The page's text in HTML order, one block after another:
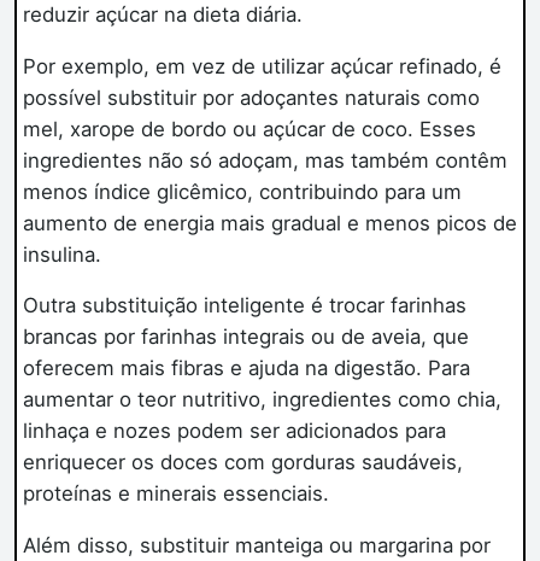
reduzir açúcar na dieta diária.
Por exemplo, em vez de utilizar açúcar refinado, é
possível substituir por adoçantes naturais como
mel, xarope de bordo ou açúcar de coco. Esses
ingredientes não só adoçam, mas também contêm
menos índice glicêmico, contribuindo para um
aumento de energia mais gradual e menos picos de
insulina.
Outra substituição inteligente é trocar farinhas
brancas por farinhas integrais ou de aveia, que
oferecem mais fibras e ajuda na digestão. Para
aumentar o teor nutritivo, ingredientes como chia,
linhaça e nozes podem ser adicionados para
enriquecer os doces com gorduras saudáveis,
proteínas e minerais essenciais.
Além disso, substituir manteiga ou margarina por